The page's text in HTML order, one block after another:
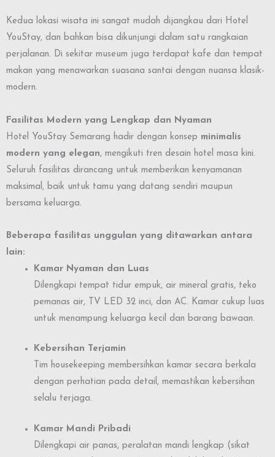
Kedua lokasi wisata ini sangat mudah dijangkau dari Hotel
YouStay, dan bahkan bisa dikunjungi dalam satu rangkaian
perjalanan. Di sekitar museum juga terdapat kafe dan tempat
makan yang menawarkan suasana santai dengan nuansa klasik-
modern.
Fasilitas Modern yang Lengkap dan Nyaman
Hotel YouStay Semarang hadir dengan konsep minimalis
modern yang elegan, mengikuti tren desain hotel masa kini.
Seluruh fasilitas dirancang untuk memberikan kenyamanan
maksimal, baik untuk tamu yang datang sendiri maupun
bersama keluarga.
Beberapa fasilitas unggulan yang ditawarkan antara
lain:
Kamar Nyaman dan Luas
Dilengkapi tempat tidur empuk, air mineral gratis, teko
pemanas air, TV LED 32 inci, dan AC. Kamar cukup luas
untuk menampung keluarga kecil dan barang bawaan.
Kebersihan Terjamin
Tim housekeeping membersihkan kamar secara berkala
dengan perhatian pada detail, memastikan kebersihan
selalu terjaga.
Kamar Mandi Pribadi
Dilengkapi air panas, peralatan mandi lengkap (sikat